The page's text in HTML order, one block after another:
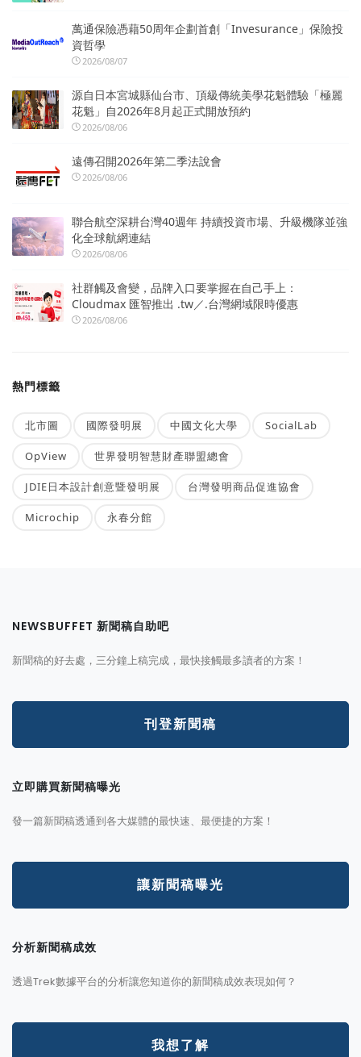
萬通保險憑藉50周年企劃首創「Invesurance」保險投
資哲學
2026/08/07
源自日本宮城縣仙台市、頂級傳統美學花魁體驗「極麗
花魁」自2026年8月起正式開放預約
2026/08/06
遠傳召開2026年第二季法說會
2026/08/06
聯合航空深耕台灣40週年 持續投資市場、升級機隊並強
化全球航網連結
2026/08/06
社群觸及會變，品牌入口要掌握在自己手上：
Cloudmax 匯智推出 .tw／.台灣網域限時優惠
2026/08/06
熱門標籤
北市圖 國際發明展 中國文化大學 SocialLab
OpView 世界發明智慧財產聯盟總會
JDIE日本設計創意暨發明展 台灣發明商品促進協會
Microchip 永春分館
NEWSBUFFET 新聞稿自助吧
新聞稿的好去處，三分鐘上稿完成，最快接觸最多讀者的方案！
刊登新聞稿
立即購買新聞稿曝光
發一篇新聞稿透通到各大媒體的最快速、最便捷的方案！
讓新聞稿曝光
分析新聞稿成效
透過Trek數據平台的分析讓您知道你的新聞稿成效表現如何？
我想了解